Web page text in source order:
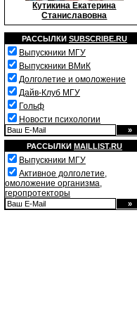
Кутикина Екатерина
Станиславовна
РАССЫЛКИ SUBSCRIBE.RU
Выпускники МГУ
Выпускники ВМиК
Долголетие и омоложение
Дайв-Клуб МГУ
Гольф
Новости психологии
РАССЫЛКИ MAILLIST.RU
Выпускники МГУ
Активное долголетие,
омоложение организма,
геропротекторы